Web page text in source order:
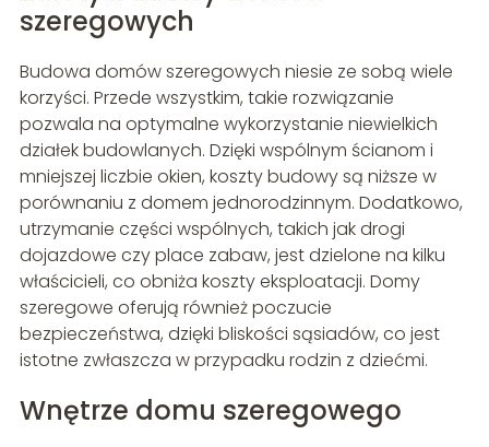
szeregowych
Budowa domów szeregowych niesie ze sobą wiele
korzyści. Przede wszystkim, takie rozwiązanie
pozwala na optymalne wykorzystanie niewielkich
działek budowlanych. Dzięki wspólnym ścianom i
mniejszej liczbie okien, koszty budowy są niższe w
porównaniu z domem jednorodzinnym. Dodatkowo,
utrzymanie części wspólnych, takich jak drogi
dojazdowe czy place zabaw, jest dzielone na kilku
właścicieli, co obniża koszty eksploatacji. Domy
szeregowe oferują również poczucie
bezpieczeństwa, dzięki bliskości sąsiadów, co jest
istotne zwłaszcza w przypadku rodzin z dziećmi.
Wnętrze domu szeregowego